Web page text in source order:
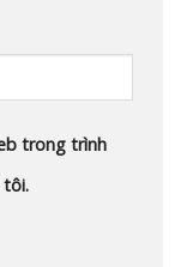
trong trình
tôi.